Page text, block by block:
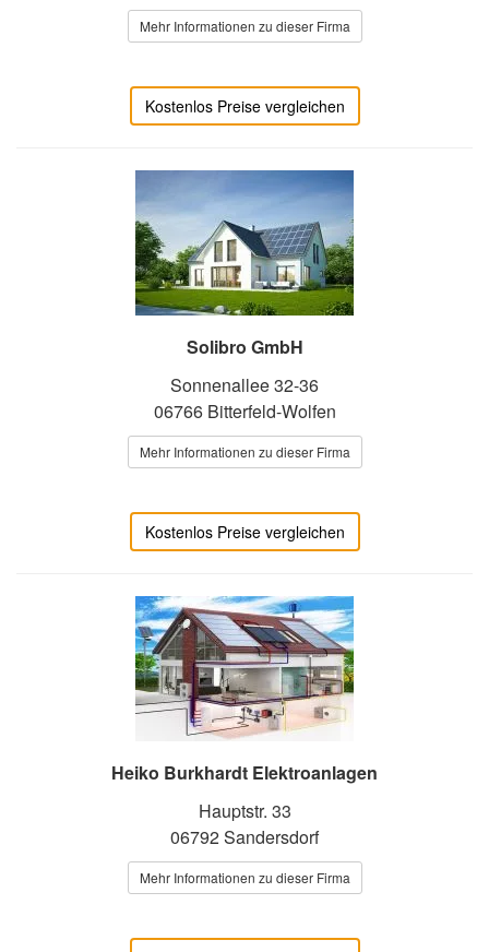
Mehr Informationen zu dieser Firma
Kostenlos Preise vergleichen
Solibro GmbH
Sonnenallee 32-36
06766 Bitterfeld-Wolfen
Mehr Informationen zu dieser Firma
Kostenlos Preise vergleichen
Heiko Burkhardt Elektroanlagen
Hauptstr. 33
06792 Sandersdorf
Mehr Informationen zu dieser Firma